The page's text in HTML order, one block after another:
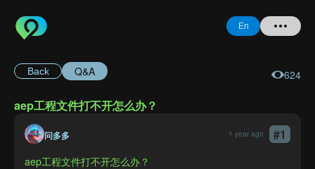
En
Login
Back Q&A 624
aep工程文件打不开怎么办？
问多多 1 year ago #1
aep工程文件打不开怎么办？